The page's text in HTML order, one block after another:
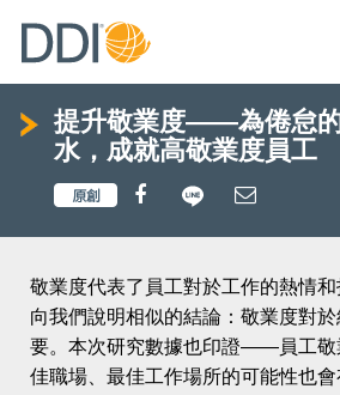
提升敬業度——為倦怠
水，成就高敬業度員工
敬業度代表了員工對於工作的熱情
向我們說明相似的結論：敬業度對
要。本次研究數據也印證——員工敬
佳職場、最佳工作場所的可能性也會